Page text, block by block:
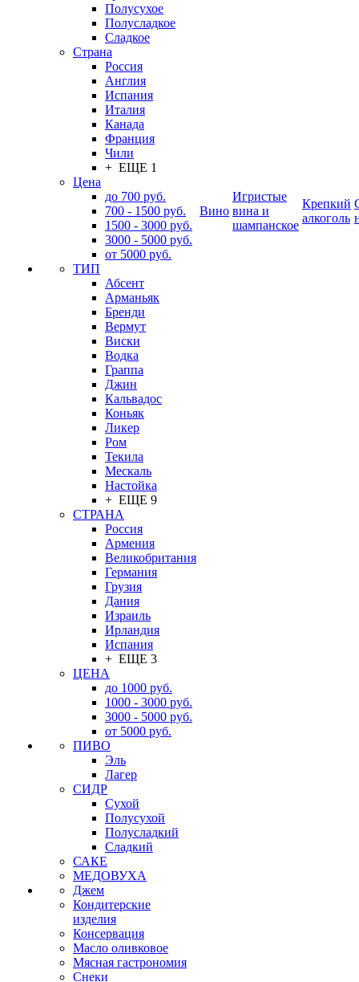
Полусухое
Полусладкое
Сладкое
Страна
Россия
Англия
Испания
Италия
Канада
Франция
Чили
+ ЕЩЕ 1
Цена
до 700 руб.
700 - 1500 руб.
1500 - 3000 руб.
3000 - 5000 руб.
от 5000 руб.
ТИП
Абсент
Арманьяк
Бренди
Вермут
Виски
Водка
Граппа
Джин
Кальвадос
Коньяк
Ликер
Ром
Текила
Мескаль
Настойка
+ ЕЩЕ 9
СТРАНА
Россия
Армения
Великобритания
Германия
Грузия
Дания
Израиль
Ирландия
Испания
+ ЕЩЕ 3
ЦЕНА
до 1000 руб.
1000 - 3000 руб.
3000 - 5000 руб.
от 5000 руб.
ПИВО
Эль
Лагер
СИДР
Сухой
Полусухой
Полусладкий
Сладкий
САКЕ
МЕДОВУХА
Джем
Кондитерские
изделия
Консервация
Масло оливковое
Мясная гастрономия
Снеки
Вино
Игристые
вина и
шампанское
Крепкий
алкоголь